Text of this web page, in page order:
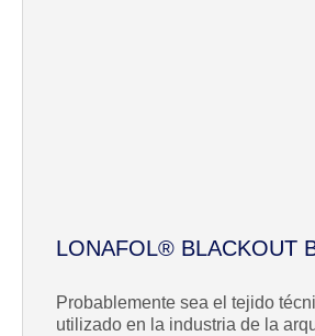
LONAFOL® BLACKOUT
Probablemente sea el tejido
utilizado en la industria de la